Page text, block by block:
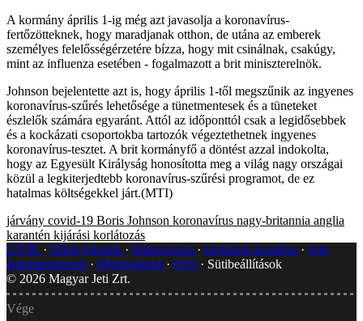
A kormány április 1-ig még azt javasolja a koronavírus-
fertőzötteknek, hogy maradjanak otthon, de utána az emberek
személyes felelősségérzetére bízza, hogy mit csinálnak, csakúgy,
mint az influenza esetében - fogalmazott a brit miniszterelnök.
Johnson bejelentette azt is, hogy április 1-től megszűnik az ingyenes
koronavírus-szűrés lehetősége a tünetmentesek és a tüneteket
észlelők számára egyaránt. Attól az időponttól csak a legidősebbek
és a kockázati csoportokba tartozók végeztethetnek ingyenes
koronavírus-tesztet. A brit kormányfő a döntést azzal indokolta,
hogy az Egyesült Királyság honosította meg a világ nagy országai
közül a legkiterjedtebb koronavírus-szűrési programot, de ez
hatalmas költségekkel járt.(MTI)
járvány covid-19 Boris Johnson koronavírus nagy-britannia anglia
karantén kijárási korlátozás
GYIK
Hibát jelentek Impresszum Javítások kezelése
Jogi
dokumentumok
Médiaajánlat RSS
Sütibeállítások
© 2026 Magyar Jeti Zrt.
Vége